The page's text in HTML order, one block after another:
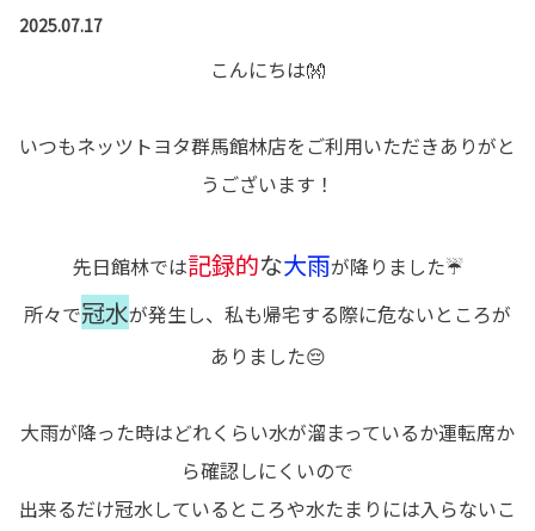
2025.07.17
こんにちは👐
いつもネッツトヨタ群馬館林店をご利用いただきありがと
うございます！
先日館林では記録的な大雨が降りました☔
所々で冠水が発生し、私も帰宅する際に危ないところが
ありました😔
大雨が降った時はどれくらい水が溜まっているか運転席か
ら確認しにくいので
出来るだけ冠水しているところや水たまりには入らないこ